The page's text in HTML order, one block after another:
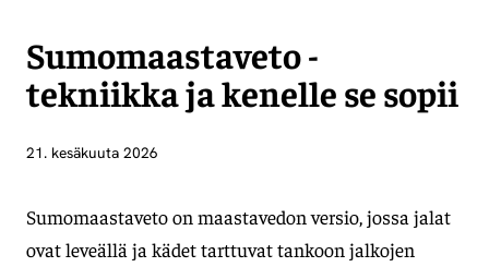
Sumomaastaveto -
tekniikka ja kenelle se sopii
21. kesäkuuta 2026
Sumomaastaveto on maastavedon versio, jossa jalat
ovat leveällä ja kädet tarttuvat tankoon jalkojen